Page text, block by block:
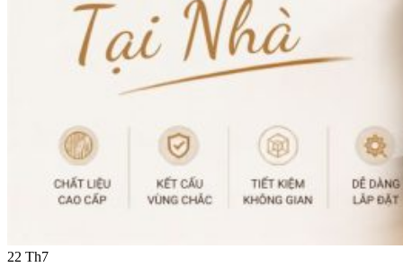
22 Th7